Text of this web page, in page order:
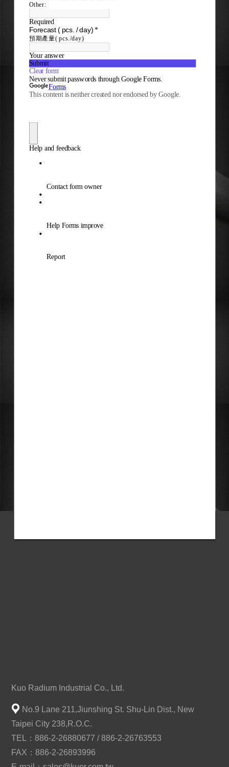
Kuo Radium Industrial Co., Ltd.
No.9 Lane 211,Jiunshing St. Shu-Lin Dist., New
Taipei City 238,R.O.C.
TEL：886-2-26880677 / 886-2-26763553
FAX：886-2-26893996